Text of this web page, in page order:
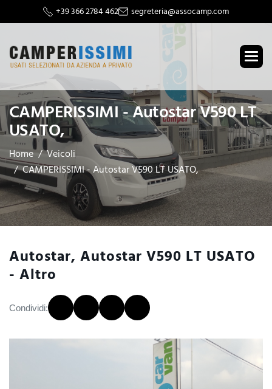
+39 366 2784 462 segreteria@assocamp.com
CAMPERISSIMI - Autostar V590 LT
USATO,
Home
Veicoli
CAMPERISSIMI - Autostar V590 LT USATO,
Autostar, Autostar V590 LT USATO
- Altro
Condividi: